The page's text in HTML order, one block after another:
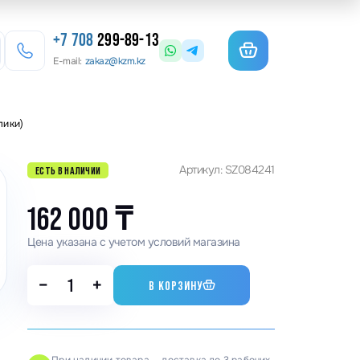
для гибки арматуры
координатные поворотные
станки
+7 708299-89-13
E-mail: zakaz@kzm.kz
ЕСТЬ В НАЛИЧИИ Артикул: SZ084241
162 000₸
Цена указана с учетом условий магазина
− + В КОРЗИНУ